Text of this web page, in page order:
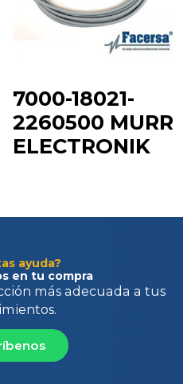
7000-18021-
2260500 MURR
ELECTRONIK
ayuda?
en tu compra
más adecuada a tus